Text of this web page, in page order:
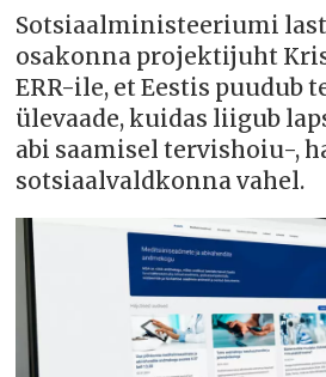
Sotsiaalministeeriumi
osakonna projektijuht
ERR-ile, et Eestis puudub
ülevaade, kuidas liigub
abi saamisel tervishoiu-,
sotsiaalvaldkonna vahel.